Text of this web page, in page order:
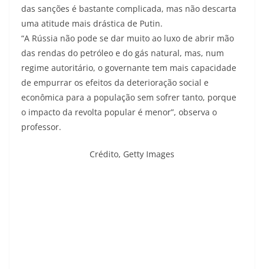
das sanções é bastante complicada, mas não descarta
uma atitude mais drástica de Putin.
“A Rússia não pode se dar muito ao luxo de abrir mão
das rendas do petróleo e do gás natural, mas, num
regime autoritário, o governante tem mais capacidade
de empurrar os efeitos da deterioração social e
econômica para a população sem sofrer tanto, porque
o impacto da revolta popular é menor”, observa o
professor.
Crédito, Getty Images